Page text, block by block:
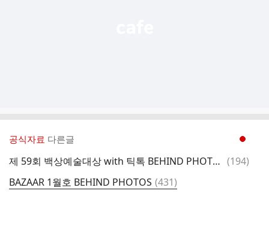
공식자료 다른글
제 59회 백상예술대상 with 틱톡 BEHIND PHOTOS 댓
(194)
BAZAAR 1월호 BEHIND PHOTOS 댓
글
(431)